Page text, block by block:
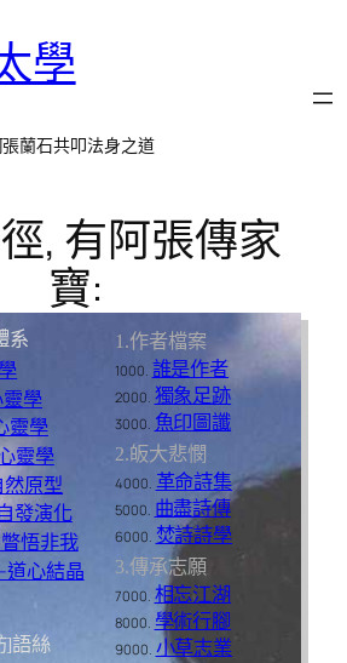
學
蘭石共叩法身之道
, 有阿張傳家
寶:
系
學
靈學
靈學
原型
發演化
悟非我
道心結晶
]語絲
1.作者檔案
1000. 誰是作者
2000. 獨象足跡
3000. 魚印圖讖
2.皈大悲憫
4000. 革命詩集
5000. 曲盡詩傳
6000. 焚詩詩學
3.傳承志願
7000. 相忘江湖
8000. 學術行腳
9000. 小草志業